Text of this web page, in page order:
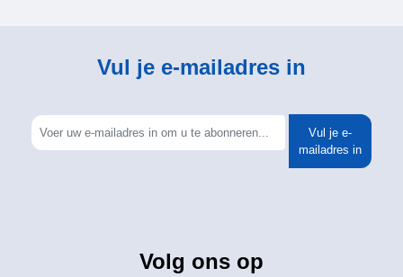
Vul je e-mailadres in
Vul je e-
mailadres in
Volg ons op